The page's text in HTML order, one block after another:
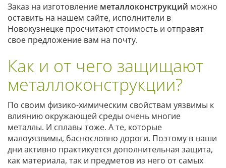
Заказ на изготовление металлоконструкций можно
оставить на нашем сайте, исполнители в
Новокузнецке просчитают стоимость и отправят
свое предложение вам на почту.
Как и от чего защищают
металлоконструкции?
По своим физико-химическим свойствам уязвимы к
влиянию окружающей среды очень многие
металлы. И сплавы тоже. А те, которые
малоуязвимы, баснословно дороги. Поэтому в наши
дни активно практикуется дополнительная защита,
как материала, так и предметов из него от самых